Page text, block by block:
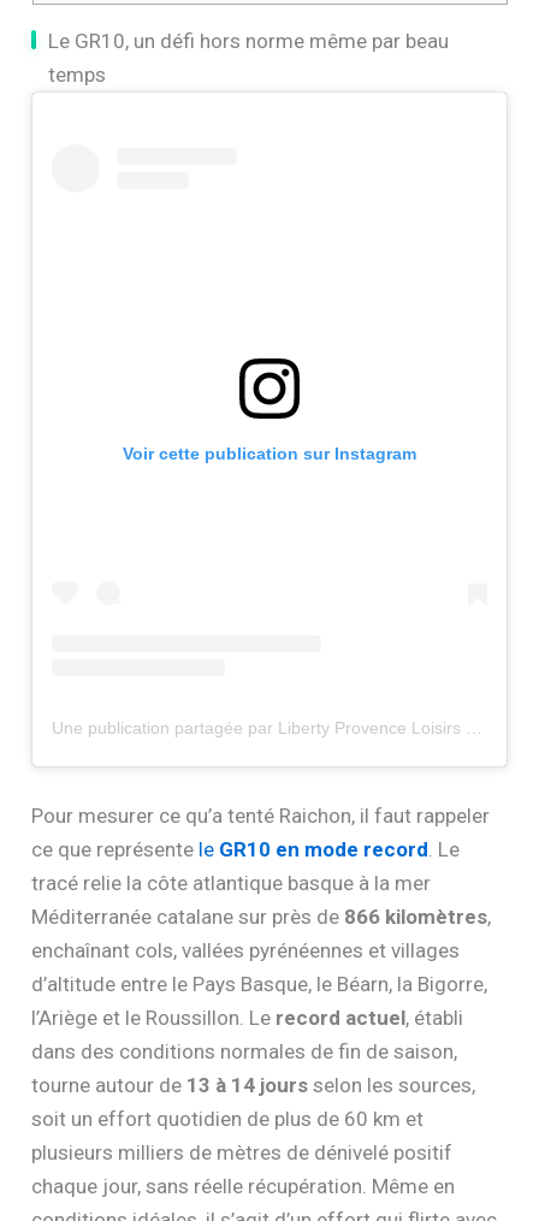
Le GR10, un défi hors norme même par beau
temps
Voir cette publication sur Instagram
Pour mesurer ce qu’a tenté Raichon, il faut rappeler
ce que représente le GR10 en mode record. Le
tracé relie la côte atlantique basque à la mer
Méditerranée catalane sur près de 866 kilomètres,
enchaînant cols, vallées pyrénéennes et villages
d’altitude entre le Pays Basque, le Béarn, la Bigorre,
l’Ariège et le Roussillon. Le record actuel, établi
dans des conditions normales de fin de saison,
tourne autour de 13 à 14 jours selon les sources,
soit un effort quotidien de plus de 60 km et
plusieurs milliers de mètres de dénivelé positif
chaque jour, sans réelle récupération. Même en